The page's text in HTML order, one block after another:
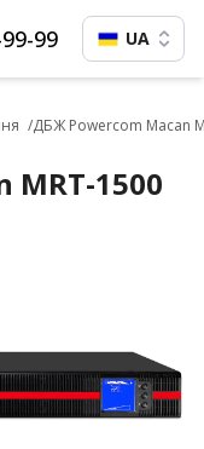
99 UA
ДБЖ Powercom Macan
MRT-1500